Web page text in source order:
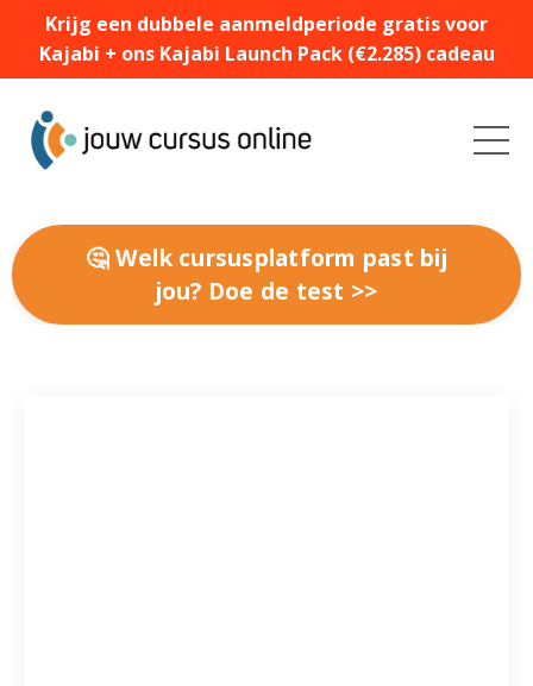
Krijg een dubbele aanmeldperiode gratis voor
Kajabi + ons Kajabi Launch Pack (€2.285) cadeau
🤔 Welk cursusplatform past bij
jou? Doe de test >>